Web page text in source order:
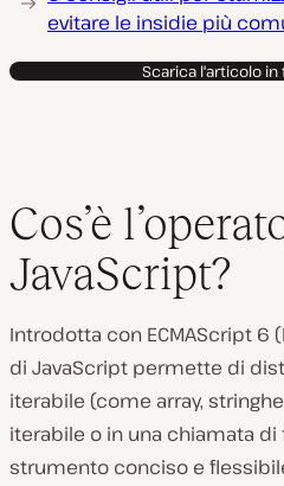
evitare le insidie più
Scarica l'articolo in
Cos’è
JavaScript?
Introdotta con ECMAScript 6
di JavaScript permette di
iterabile (come array,
iterabile o in una chiamata di
strumento conciso e